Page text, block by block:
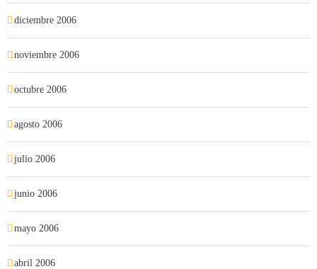
diciembre 2006
noviembre 2006
octubre 2006
agosto 2006
julio 2006
junio 2006
mayo 2006
abril 2006